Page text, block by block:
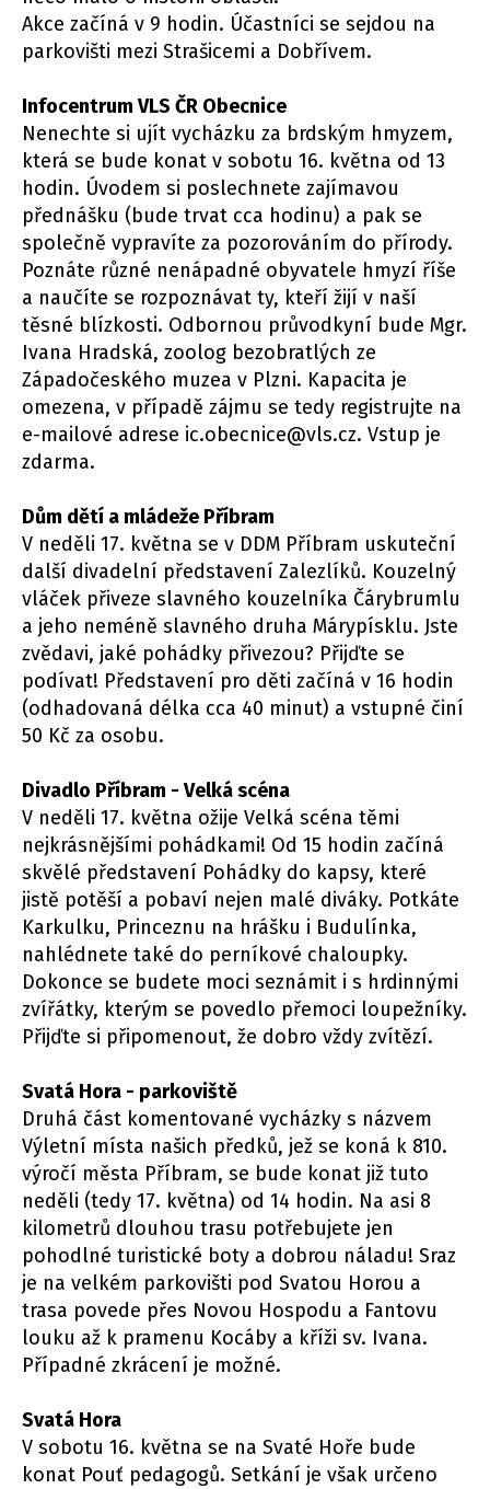
Akce začíná v 9 hodin. Účastníci se sejdou na
parkovišti mezi Strašicemi a Dobřívem.
Infocentrum VLS ČR Obecnice
Nenechte si ujít vycházku za brdským hmyzem,
která se bude konat v sobotu 16. května od 13
hodin. Úvodem si poslechnete zajímavou
přednášku (bude trvat cca hodinu) a pak se
společně vypravíte za pozorováním do přírody.
Poznáte různé nenápadné obyvatele hmyzí říše
a naučíte se rozpoznávat ty, kteří žijí v naší
těsné blízkosti. Odbornou průvodkyní bude Mgr.
Ivana Hradská, zoolog bezobratlých ze
Západočeského muzea v Plzni. Kapacita je
omezena, v případě zájmu se tedy registrujte na
e-mailové adrese ic.obecnice@vls.cz. Vstup je
zdarma.
Dům dětí a mládeže Příbram
V neděli 17. května se v DDM Příbram uskuteční
další divadelní představení Zalezlíků. Kouzelný
vláček přiveze slavného kouzelníka Čárybrumlu
a jeho neméně slavného druha Márypísklu. Jste
zvědavi, jaké pohádky přivezou? Přijďte se
podívat! Představení pro děti začíná v 16 hodin
(odhadovaná délka cca 40 minut) a vstupné činí
50 Kč za osobu.
Divadlo Příbram - Velká scéna
V neděli 17. května ožije Velká scéna těmi
nejkrásnějšími pohádkami! Od 15 hodin začíná
skvělé představení Pohádky do kapsy, které
jistě potěší a pobaví nejen malé diváky. Potkáte
Karkulku, Princeznu na hrášku i Budulínka,
nahlédnete také do perníkové chaloupky.
Dokonce se budete moci seznámit i s hrdinnými
zvířátky, kterým se povedlo přemoci loupežníky.
Přijďte si připomenout, že dobro vždy zvítězí.
Svatá Hora - parkoviště
Druhá část komentované vycházky s názvem
Výletní místa našich předků, jež se koná k 810.
výročí města Příbram, se bude konat již tuto
neděli (tedy 17. května) od 14 hodin. Na asi 8
kilometrů dlouhou trasu potřebujete jen
pohodlné turistické boty a dobrou náladu! Sraz
je na velkém parkovišti pod Svatou Horou a
trasa povede přes Novou Hospodu a Fantovu
louku až k pramenu Kocáby a kříži sv. Ivana.
Případné zkrácení je možné.
Svatá Hora
V sobotu 16. května se na Svaté Hoře bude
konat Pouť pedagogů. Setkání je však určeno